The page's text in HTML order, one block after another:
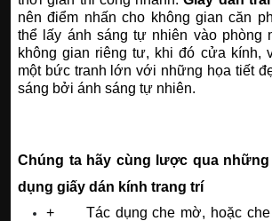
nên điểm nhấn cho không gian căn
thể lấy ánh sáng tự nhiên vào phòng
không gian riêng tư, khi đó cửa kính,
một bức tranh lớn với những họa tiết
sáng bởi ánh sáng tự nhiên.
Chúng ta hãy cùng lược qua
dụng giấy dán kính trang trí
+ Tác dụng che mờ, hoặc che